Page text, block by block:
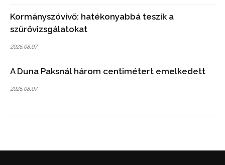
Kormányszóvivő: hatékonyabbá teszik a
szűrővizsgálatokat
2026.08.07
A Duna Paksnál három centimétert emelkedett
2026.08.07